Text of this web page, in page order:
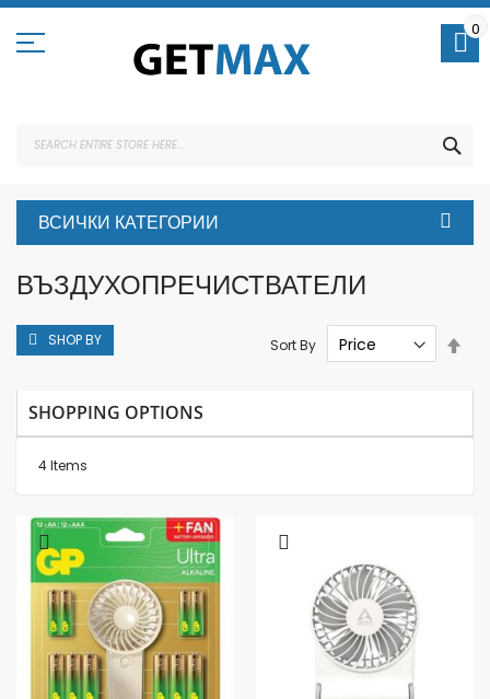
Skip
Content
0
ВСИЧКИ КАТЕГОРИИ
ВЪЗДУХОПРЕЧИСТВАТЕЛИ
4Items
Sort By
SHOP BY
SHOPPING OPTIONS